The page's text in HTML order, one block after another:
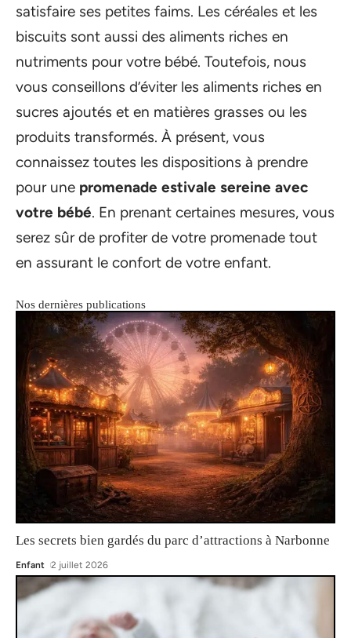
satisfaire ses petites faims. Les céréales et les
biscuits sont aussi des aliments riches en
nutriments pour votre bébé. Toutefois, nous
vous conseillons d’éviter les aliments riches en
sucres ajoutés et en matières grasses ou les
produits transformés. À présent, vous
connaissez toutes les dispositions à prendre
pour une promenade estivale sereine avec
votre bébé. En prenant certaines mesures, vous
serez sûr de profiter de votre promenade tout
en assurant le confort de votre enfant.
Nos dernières publications
Les secrets bien gardés du parc d’attractions à Narbonne
Enfant 2 juillet 2026